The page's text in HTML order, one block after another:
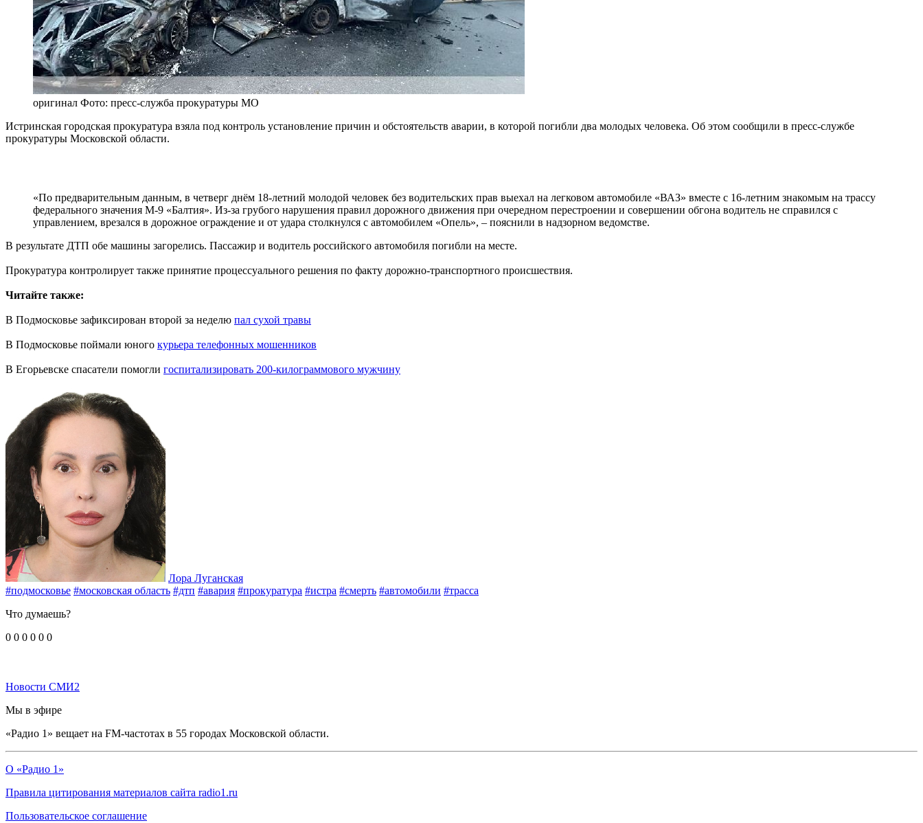
оригинал Фото: пресс-служба прокуратуры МО
Истринская городская прокуратура взяла под контроль установление причин и обстоятельств аварии, в которой погибли два молодых человека. Об этом сообщили в пресс-службе
прокуратуры Московской области.
«По предварительным данным, в четверг днём 18-летний молодой человек без водительских прав выехал на легковом автомобиле «ВАЗ» вместе с 16-летним знакомым на трассу
федерального значения М-9 «Балтия». Из-за грубого нарушения правил дорожного движения при очередном перестроении и совершении обгона водитель не справился с
управлением, врезался в дорожное ограждение и от удара столкнулся с автомобилем «Опель», – пояснили в надзорном ведомстве.
В результате ДТП обе машины загорелись. Пассажир и водитель российского автомобиля погибли на месте.
Прокуратура контролирует также принятие процессуального решения по факту дорожно-транспортного происшествия.
Читайте также:
В Подмосковье зафиксирован второй за неделю пал сухой травы
В Подмосковье поймали юного курьера телефонных мошенников
В Егорьевске спасатели помогли госпитализировать 200-килограммового мужчину
Лора Луганская
#подмосковье #московская область #дтп #авария #прокуратура #истра #смерть #автомобили #трасса
Что думаешь?
0 0 0 0 0 0
Новости СМИ2
Мы в эфире
«Радио 1» вещает на FM-частотах в 55 городах Московской области.
О «Радио 1»
Правила цитирования материалов сайта radio1.ru
Пользовательское соглашение